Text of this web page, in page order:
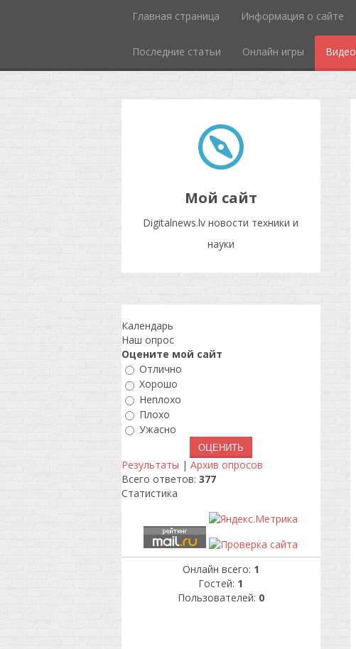
Главная страница Информация о сайте
Последние статьи Онлайн игры Видео
Мой сайт
Digitalnews.lv новости техники и
науки
Календарь
Наш опрос
Оцените мой сайт
Отлично
Хорошо
Неплохо
Плохо
Ужасно
Результаты | Архив опросов
Всего ответов: 377
Статистика
Онлайн всего: 1
Гостей: 1
Пользователей: 0